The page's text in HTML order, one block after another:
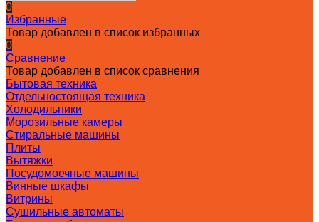
0
Избранные
Товар добавлен в список избранных
0
Сравнение
Товар добавлен в список сравнения
Бытовая техника
Отдельностоящая техника
Холодильники
Морозильные камеры
Стиральные машины
Плиты
Вытяжки
Посудомоечные машины
Винные шкафы
Витрины
Сушильные автоматы